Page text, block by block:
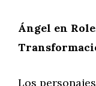
Ángel en
Los